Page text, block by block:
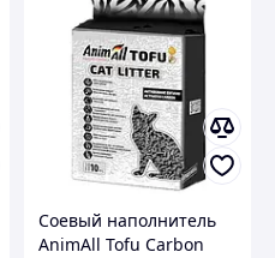
Соевый наполнитель
AnimAll Tofu Carbon